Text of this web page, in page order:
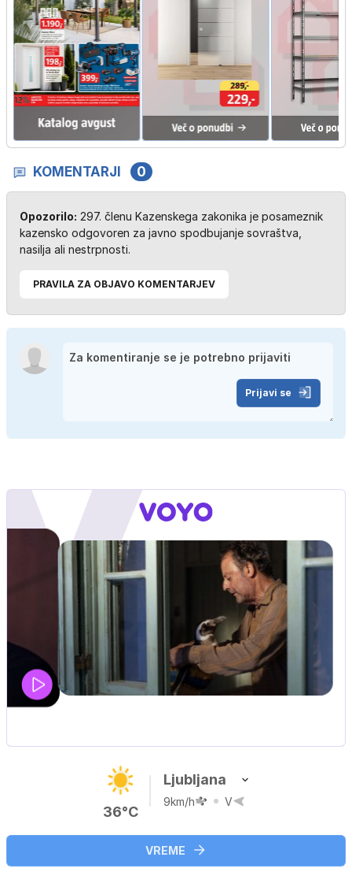
KOMENTARJI 0
Opozorilo: 297. členu Kazenskega zakonika je posameznik
kazensko odgovoren za javno spodbujanje sovraštva,
nasilja ali nestrpnosti.
PRAVILA ZA OBJAVO KOMENTARJEV
Prijavi se
IQ 160
36°C
Ljubljana
9km/h V
VREME